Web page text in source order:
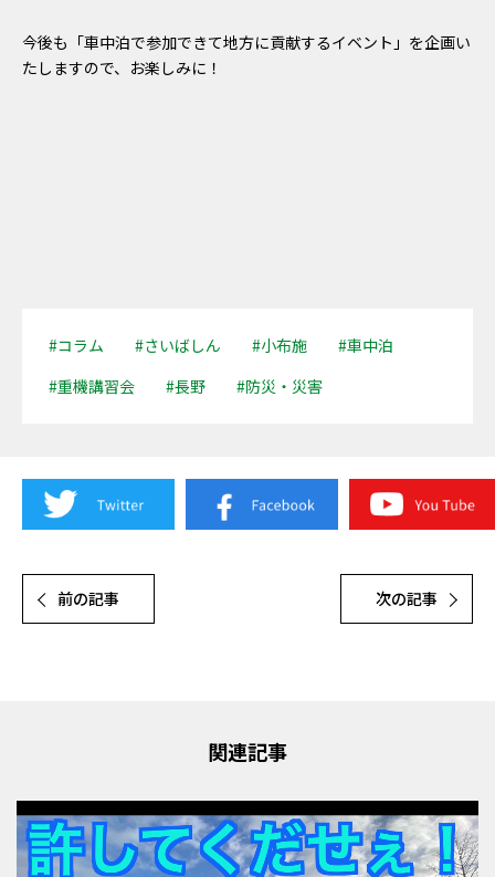
今後も「車中泊で参加できて地方に貢献するイベント」を企画い
たしますので、お楽しみに！
#コラム #さいばしん #小布施
#車中泊
#重機講習会
#長野 #防災・災害
前の記事 次の記事
関連記事